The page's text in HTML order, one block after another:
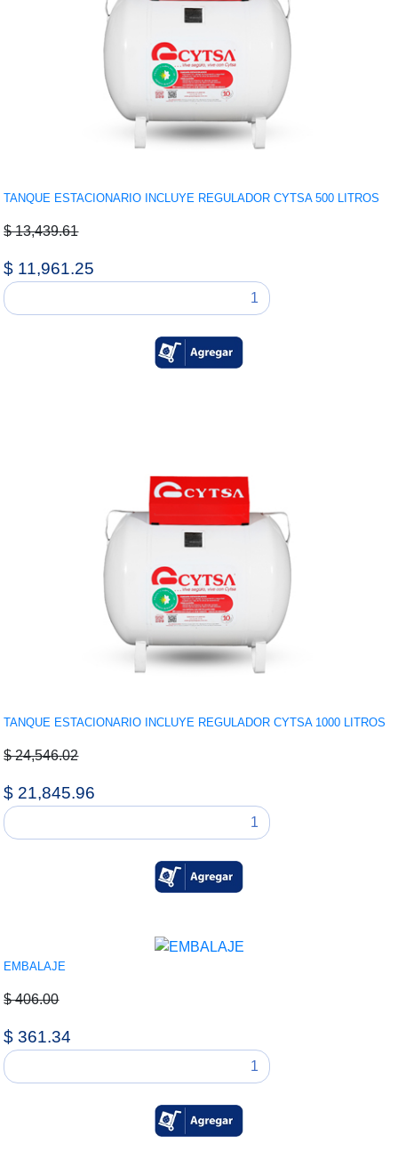
TANQUE ESTACIONARIO INCLUYE REGULADOR CYTSA 500 LITROS
$ 13,439.61
$ 11,961.25
TANQUE ESTACIONARIO INCLUYE REGULADOR CYTSA 1000 LITROS
$ 24,546.02
$ 21,845.96
EMBALAJE
$ 406.00
$ 361.34